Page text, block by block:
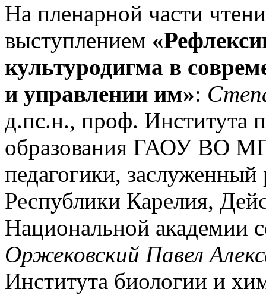
На пленарной части
выступлением «
культуродигма в
и управлении им»:
д.пс.н., проф. Института
образования ГАОУ ВО
педагогики, заслуженный
Республики Карелия,
Национальной академии
Оржековский Павел
Института биологии и